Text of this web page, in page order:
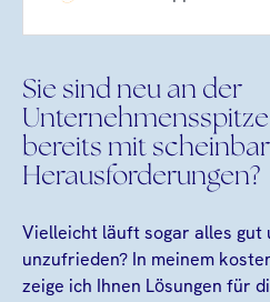
Sie sind neu an der
bereits mit
Herausforderungen?
Vielleicht läuft sogar alles gut
unzufrieden? In meinem
zeige ich Ihnen Lösungen für